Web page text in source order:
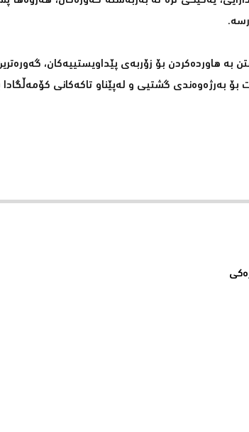
هاوردەکردن بۆ زۆربەی پێداویستییەکان،
بۆ بەرژەوەندی گشتیی و لەپێناو تاکەکانی